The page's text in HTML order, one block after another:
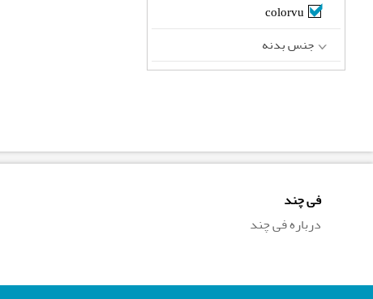
colorvu
جنس بدنه
فی چند
درباره فی چند